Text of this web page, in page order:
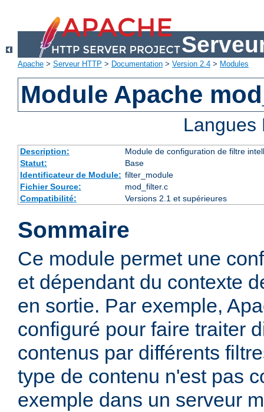
Apache > Serveur HTTP > Documentation > Version 2.4 > Modules
Module Apache
Description:
Module de configuration de filtre
Statut:
Base
Identificateur de Module: filter_module
Fichier Source:
mod_filter.c
Compatibilité:
Versions 2.1 et supérieures
Sommaire
Ce module permet une
et dépendant du contexte
en sortie. Par exemple,
configuré pour faire traiter
contenus par différents
type de contenu n'est pas
exemple dans un serveur